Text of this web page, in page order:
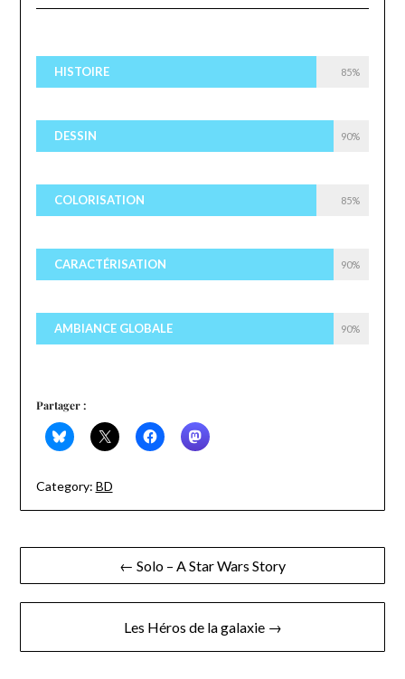
HISTOIRE 85%
DESSIN 90%
COLORISATION 85%
CARACTÉRISATION 90%
AMBIANCE GLOBALE 90%
Partager :
Category: BD
Navigation
de
← Solo – A Star Wars Story
Les Héros de la galaxie →